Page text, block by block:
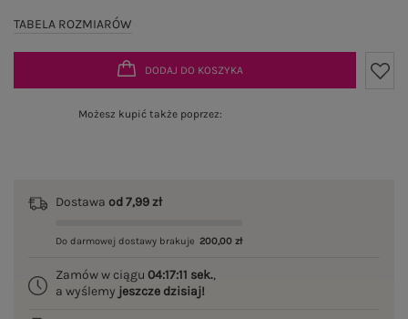
TABELA ROZMIARÓW
DODAJ DO KOSZYKA
Możesz kupić także poprzez:
Dostawa od 7,99 zł
Do darmowej dostawy brakuje 200,00 zł
Zamów w ciągu 04:17:10 sek.
a wyślemy jeszcze dzisiaj!